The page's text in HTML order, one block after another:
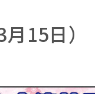
15日）